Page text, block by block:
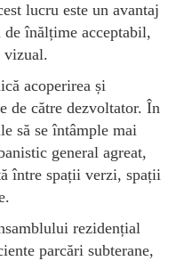
lucru este un avantaj
înălțime acceptabil,
vizual.
acoperirea și
de către dezvoltator. În
să se întâmple mai
general agreat,
între spații verzi, spații
rezidențial
parcări subterane,